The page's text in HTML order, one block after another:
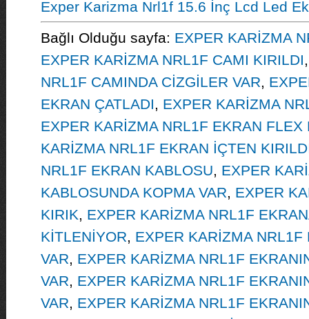
Exper Karizma Nrl1f 15.6 İnç Lcd Led
Bağlı Olduğu sayfa: EXPER KARİZMA
EXPER KARİZMA NRL1F CAMI KIRILDI
NRL1F CAMINDA CİZGİLER VAR,
EKRAN ÇATLADI, EXPER KARİZMA
EXPER KARİZMA NRL1F EKRAN FLEX
KARİZMA NRL1F EKRAN İÇTEN
NRL1F EKRAN KABLOSU, EXPER
KABLOSUNDA KOPMA VAR, EXPER
KIRIK, EXPER KARİZMA NRL1F
KİTLENİYOR, EXPER KARİZMA NRL1F
VAR, EXPER KARİZMA NRL1F
VAR, EXPER KARİZMA NRL1F
VAR, EXPER KARİZMA NRL1F